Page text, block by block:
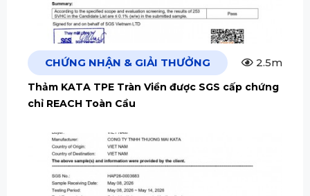
CHỨNG NHẬN & GIẢI THƯỞNG 2.5m
Thảm KATA TPE Tràn Viền được SGS cấp chứng
chỉ REACH Toàn Cầu